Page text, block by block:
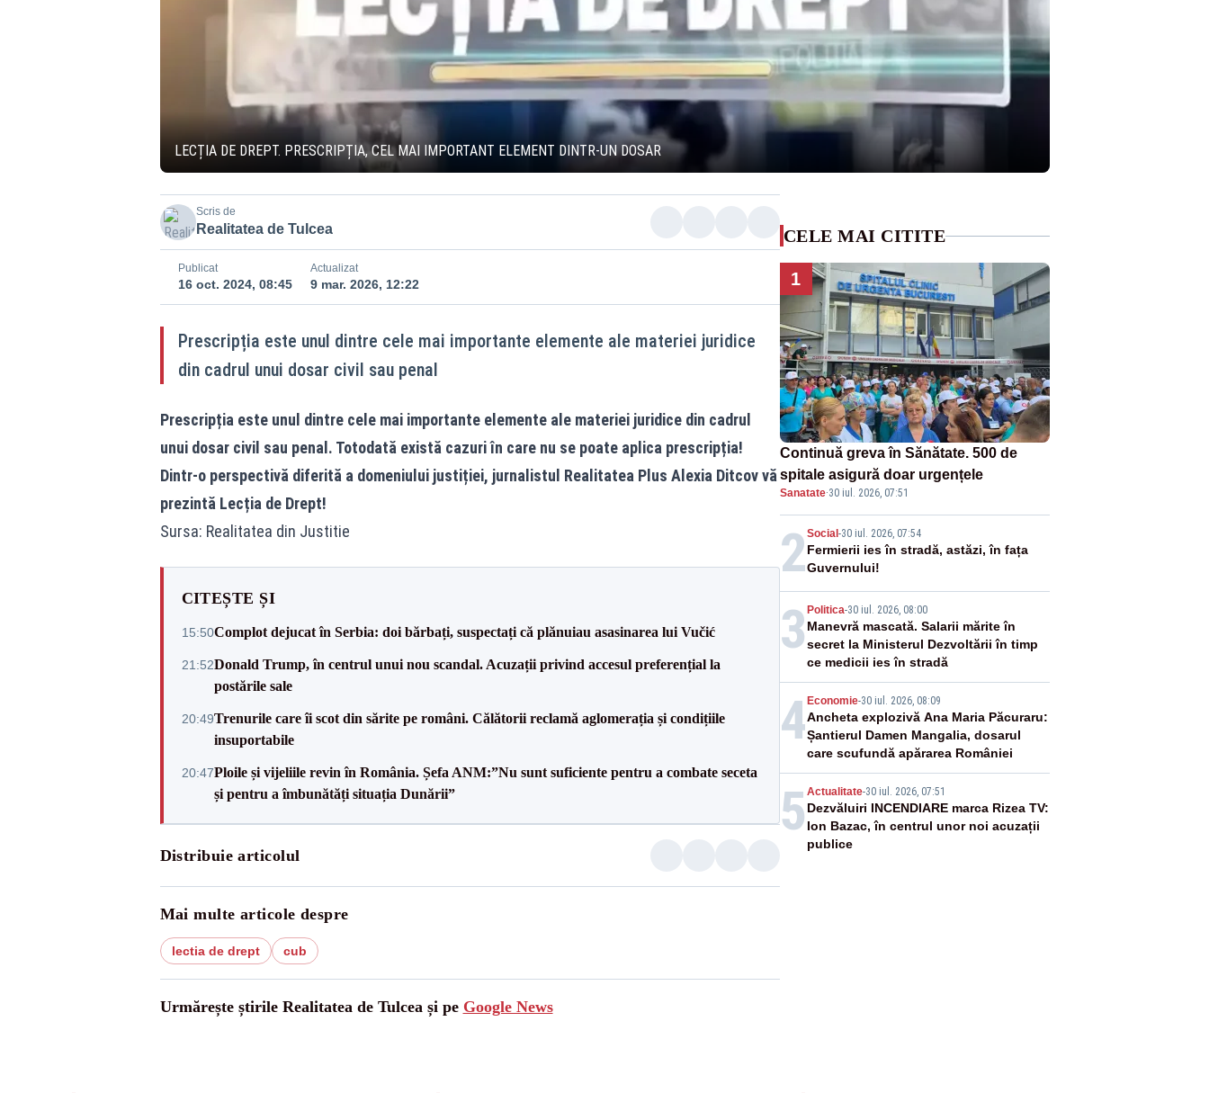
LECȚIA DE DREPT. PRESCRIPȚIA, CEL MAI IMPORTANT ELEMENT DINTR-UN DOSAR
Scris de
Realitatea de Tulcea
Publicat
16 oct. 2024, 08:45
Actualizat
9 mar. 2026, 12:22
Prescripția este unul dintre cele mai importante elemente ale materiei juridice
din cadrul unui dosar civil sau penal
Prescripția este unul dintre cele mai importante elemente ale materiei juridice din cadrul
unui dosar civil sau penal. Totodată există cazuri în care nu se poate aplica prescripția!
Dintr-o perspectivă diferită a domeniului justiției, jurnalistul Realitatea Plus Alexia Ditcov vă
prezintă Lecția de Drept!
Sursa: Realitatea din Justitie
CITEȘTE ȘI
15:50Complot dejucat în Serbia: doi bărbați, suspectați că plănuiau asasinarea lui Vučić
21:52Donald Trump, în centrul unui nou scandal. Acuzații privind accesul preferențial la
postările sale
20:49Trenurile care îi scot din sărite pe români. Călătorii reclamă aglomerația și condițiile
insuportabile
20:47Ploile și vijeliile revin în România. Șefa ANM:”Nu sunt suficiente pentru a combate seceta
și pentru a îmbunătăți situația Dunării”
Distribuie articolul
Mai multe articole despre
lectia de drept cub
Urmărește știrile Realitatea de Tulcea și pe Google News
CELE MAI CITITE
1
Continuă greva în Sănătate. 500 de
spitale asigură doar urgențele
Sanatate·30 iul. 2026, 07:51
2Social -30 iul. 2026, 07:54
Fermierii ies în stradă, astăzi, în fața
Guvernului!
3 Politica-30 iul. 2026, 08:00
Manevră mascată. Salarii mărite în
secret la Ministerul Dezvoltării în timp
ce medicii ies în stradă
4 Economie-30 iul. 2026, 08:09
Ancheta explozivă Ana Maria Păcuraru:
Șantierul Damen Mangalia, dosarul
care scufundă apărarea României
5 Actualitate-30 iul. 2026, 07:51
Dezvăluiri INCENDIARE marca Rizea TV:
Ion Bazac, în centrul unor noi acuzații
publice